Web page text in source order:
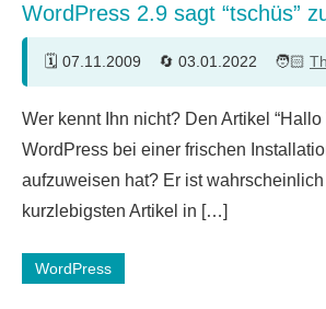
WordPress 2.9 sagt “tschüs”
07.11.2009 03.01.2022
Kommentare
Wer kennt Ihn nicht? Den Artikel “Hallo
WordPress bei einer frischen
aufzuweisen hat? Er ist
kurzlebigsten Artikel in […]
WordPress